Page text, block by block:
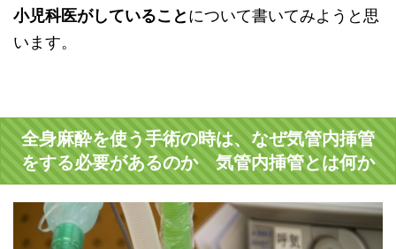
小児科医がしていることについて書いてみようと思
います。
全身麻酔を使う手術の時は、なぜ気管内挿管
をする必要があるのか 気管内挿管とは何か